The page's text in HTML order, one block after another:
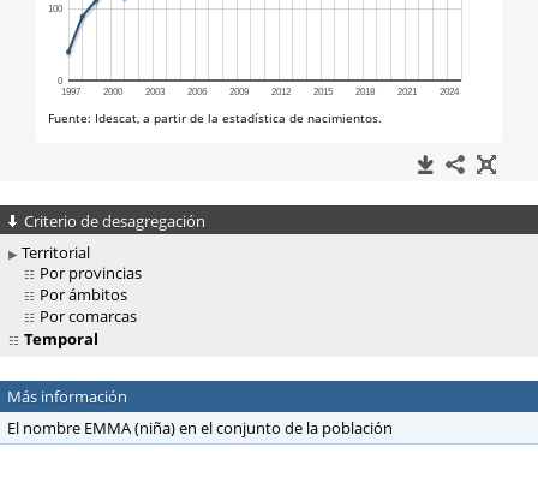
Criterio de desagregación
Territorial
Por provincias
Por ámbitos
Por comarcas
Temporal
Más información
El nombre EMMA (niña) en el conjunto de la población